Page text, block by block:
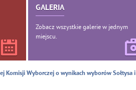
GALERIA
Zobacz wszystkie galerie w jednym
miejscu.
Komisji Wyborczej o wynikach wyborów Sołtysa i